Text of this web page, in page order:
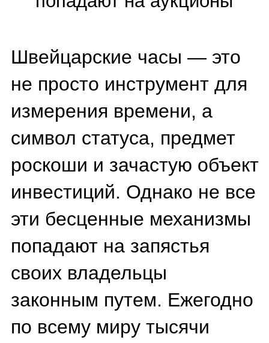
законным путем. Ежегодно
элитных часов
конфискуются
государством и вновь
появляются на рынке уже в
качестве лотов на
специализированных
аукционах. Как это
происходит и можно ли на
этом сэкономить?
Откуда берутся конфискаты?